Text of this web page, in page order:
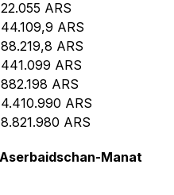
22.055 ARS
44.109,9 ARS
88.219,8 ARS
441.099 ARS
882.198 ARS
4.410.990 ARS
8.821.980 ARS
Manat